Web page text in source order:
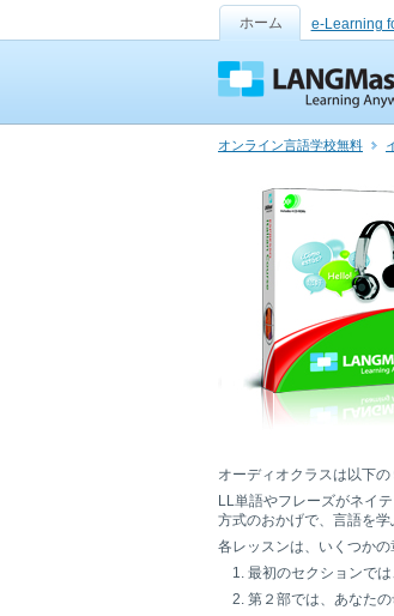
ホーム e-Learning
オンライン言語学校無料
オーディオクラスは以下
LL単語やフレーズがネイ
方式のおかげで、言語を
各レッスンは、いくつか
最初のセクションで
第２部では、あなた